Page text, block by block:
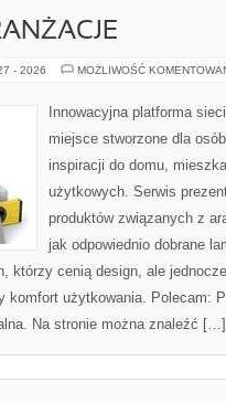
- 2026 MOŻLIWOŚĆ
Innowacyjna platforma
miejsce stworzone dla
inspiracji do domu,
użytkowych. Serwis
produktów związanych z
jak odpowiednio dobrane
którzy cenią design, ale
komfort użytkowania. Polecam:
Na stronie można znaleźć […]